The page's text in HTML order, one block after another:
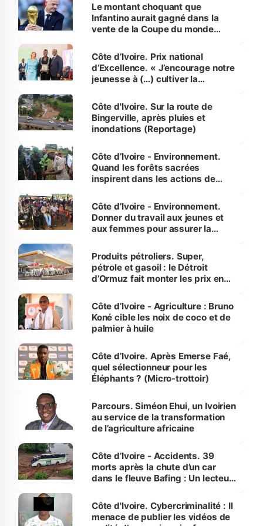
Le montant choquant que
Infantino aurait gagné dans la
vente de la Coupe du monde
Côte d’Ivoire. Prix national
d’Excellence. « J’encourage notre
jeunesse à (…) cultiver la
(Alassane Ouattara
Côte d'Ivoire. Sur la route de
Bingerville, après pluies et
inondations (Reportage)
Côte d’Ivoire - Environnement.
Quand les forêts sacrées
inspirent dans les actions de
Côte d’Ivoire - Environnement.
Donner du travail aux jeunes et
aux femmes pour assurer la
menacées
Produits pétroliers. Super,
pétrole et gasoil : le Détroit
d’Ormuz fait monter les prix en
Côte d’Ivoire - Agriculture : Bruno
Koné cible les noix de coco et de
palmier à huile
Côte d’Ivoire. Après Emerse Faé,
quel sélectionneur pour les
Éléphants ? (Micro-trottoir)
Parcours. Siméon Ehui, un Ivoirien
au service de la transformation
de l’agriculture africaine
Côte d’Ivoire - Accidents. 39
morts après la chute d’un car
dans le fleuve Bafing : Un lecteur
des Transports
Côte d'Ivoire. Cybercriminalité : Il
menace de publier les vidéos de